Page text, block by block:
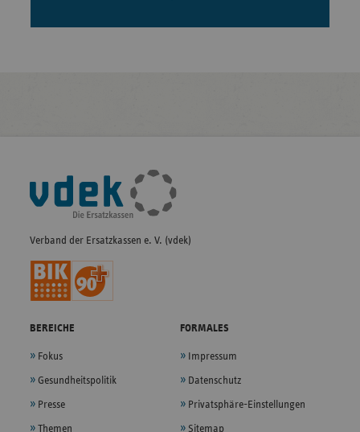
Fußleisten-
Navigation
Verband der Ersatzkassen e. V. (vdek)
BEREICHE
Fokus
Gesundheitspolitik
Presse
Themen
FORMALES
Impressum
Datenschutz
Privatsphäre-Einstellungen
Sitemap